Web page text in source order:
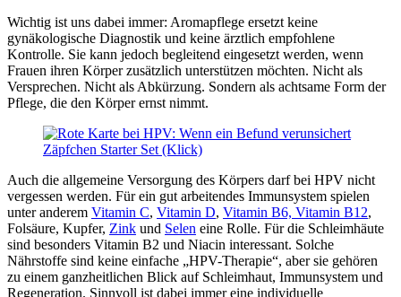
Wichtig ist uns dabei immer: Aromapflege ersetzt keine
gynäkologische Diagnostik und keine ärztlich empfohlene
Kontrolle. Sie kann jedoch begleitend eingesetzt werden, wenn
Frauen ihren Körper zusätzlich unterstützen möchten. Nicht als
Versprechen. Nicht als Abkürzung. Sondern als achtsame Form der
Pflege, die den Körper ernst nimmt.
Zäpfchen Starter Set (Klick)
Auch die allgemeine Versorgung des Körpers darf bei HPV nicht
vergessen werden. Für ein gut arbeitendes Immunsystem spielen
unter anderem Vitamin C, Vitamin D, Vitamin B6, Vitamin B12,
Folsäure, Kupfer, Zink und Selen eine Rolle. Für die Schleimhäute
sind besonders Vitamin B2 und Niacin interessant. Solche
Nährstoffe sind keine einfache „HPV-Therapie“, aber sie gehören
zu einem ganzheitlichen Blick auf Schleimhaut, Immunsystem und
Regeneration. Sinnvoll ist dabei immer eine individuelle